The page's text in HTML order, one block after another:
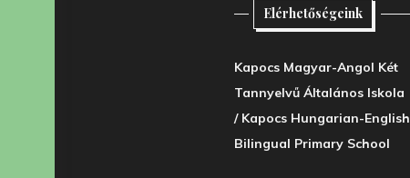
Elérhetőségeink
Kapocs Magyar-Angol Két
Tannyelvű Általános Iskola
/ Kapocs Hungarian-English
Bilingual Primary School